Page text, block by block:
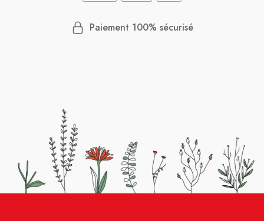
Paiement 100% sécurisé